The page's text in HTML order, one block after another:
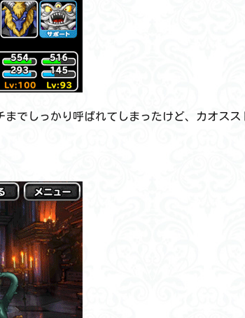
までしっかり呼ばれてしまったけど、カオス